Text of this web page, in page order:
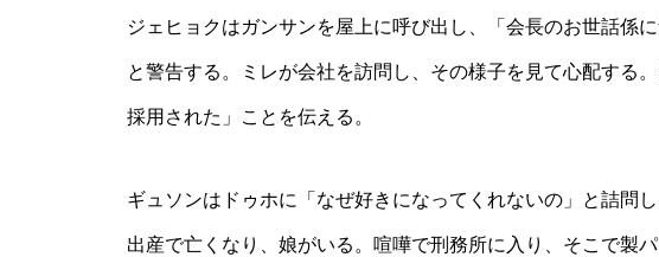
ジェヒョクはガンサンを屋上に呼び出し、「会長のお世話係
と警告する。ミレが会社を訪問し、その様子を見て心配する
採用された」ことを伝える。
ギュソンはドゥホに「なぜ好きになってくれないの」と詰問
出産で亡くなり、娘がいる。喧嘩で刑務所に入り、そこで製